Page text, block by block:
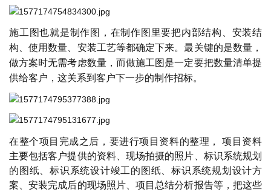
施工图也就是制作图，在制作图里要把内部结构、安装结
构、使用数量、安装工艺等都确定下来。最关键的是数量，
做方案时无需考虑数量，而做施工图是一定要把数量清单提
供给客户，这关系到客户下一步的制作招标。
在整个项目完成之后，要进行项目资料的整理，
项目资料
主要包括客户提供的资料、现场拍摄的照片、标识系统规划
的图纸、标识系统设计竣工的图纸、标识系统规划设计方
案、安装完成后的现场照片、项目总结分析报告等，把这些